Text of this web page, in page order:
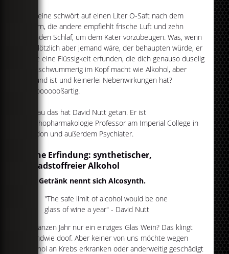
Der eine schwört auf einen Liter O-Saft nach dem
Feiern, die andere empfiehlt frische Luft und zehn
Stunden Schlaf, um dem Kater vorzubeugen. Was, wenn
da plötzlich aber jemand wäre, der behaupten würde, er
habe eine Flüssigkeit erfunden, die dich genauso duselig
und schwummerig im Kopf macht wie Alkohol, aber
gesund ist und keinerlei Nebenwirkungen hat?
Groooooooßartig.
Genau das hat David Nutt getan. Er ist
Psychopharmakologie Professor am Imperial College in
London und außerdem Psychiater.
Seine Erfindung: synthetischer,
schadstoffreier Alkohol
Das Getränk nennt sich Alcosynth.
"The safe limit of alcohol would be one
glass of wine a year" - David Nutt
Im ganzen Jahr nur ein einziges Glas Wein? Das klingt
irgendwie doof. Aber keiner von uns möchte wegen
Alkohol an Krebs erkranken oder anderweitig geschädigt